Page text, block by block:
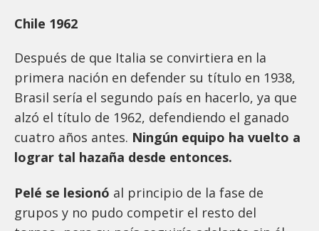
Chile 1962
Después de que Italia se convirtiera en la
primera nación en defender su título en 1938,
Brasil sería el segundo país en hacerlo, ya que
alzó el título de 1962, defendiendo el ganado
cuatro años antes. Ningún equipo ha vuelto a
lograr tal hazaña desde entonces.
Pelé se lesionó al principio de la fase de
grupos y no pudo competir el resto del